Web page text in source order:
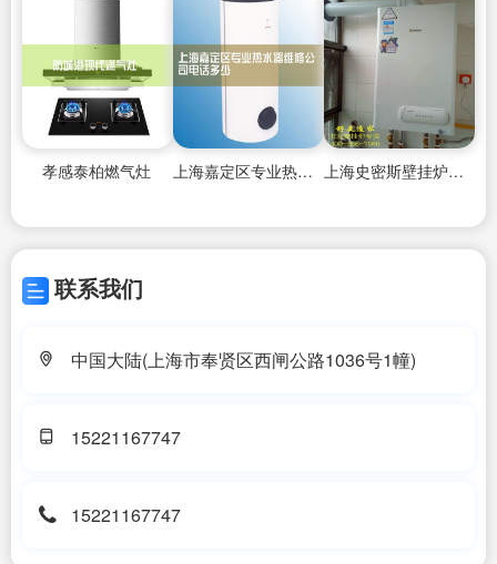
孝感泰柏燃气灶 上海嘉定区专业热水器维修公司电话多少 上海史密斯壁挂炉维修客服中心,
联系我们
中国大陆(上海市奉贤区西闸公路1036号1幢)
15221167747
15221167747